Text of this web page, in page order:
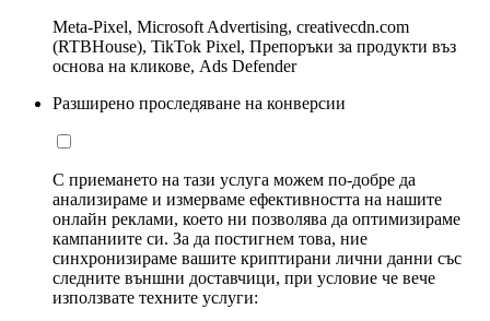
Meta-Pixel, Microsoft Advertising, creativecdn.com
(RTBHouse), TikTok Pixel, Препоръки за продукти въз
основа на кликове, Ads Defender
Разширено проследяване на конверсии
С приемането на тази услуга можем по-добре да
анализираме и измерваме ефективността на нашите
онлайн реклами, което ни позволява да оптимизираме
кампаниите си. За да постигнем това, ние
синхронизираме вашите криптирани лични данни със
следните външни доставчици, при условие че вече
използвате техните услуги: